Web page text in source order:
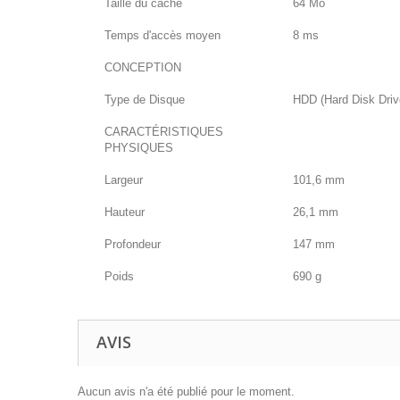
Taille du cache 64 Mo
Temps d'accès moyen 8 ms
CONCEPTION
Type de Disque HDD (Hard Disk
CARACTÉRISTIQUES
PHYSIQUES
Largeur 101,6 mm
Hauteur 26,1 mm
Profondeur 147 mm
Poids 690 g
AVIS
Aucun avis n'a été publié pour le moment.